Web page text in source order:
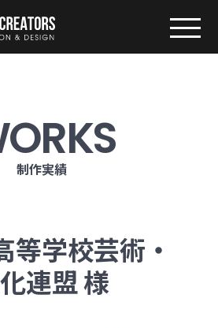
制作実績
等学校芸術・
連盟 様